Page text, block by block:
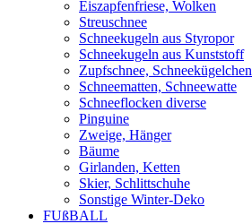
Eiszapfenfriese, Wolken
Streuschnee
Schneekugeln aus Styropor
Schneekugeln aus Kunststoff
Zupfschnee, Schneekügelchen
Schneematten, Schneewatte
Schneeflocken diverse
Pinguine
Zweige, Hänger
Bäume
Girlanden, Ketten
Skier, Schlittschuhe
Sonstige Winter-Deko
FUßBALL